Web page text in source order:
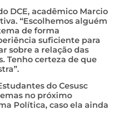
DCE, acadêmico Marcio
“Escolhemos alguém
de forma
suficiente para
sobre a relação das
Tenho certeza de que
do Cesusc
no próximo
Política, caso ela ainda